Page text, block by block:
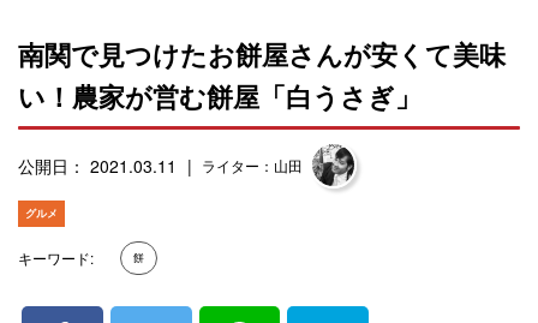
南関で見つけたお餅屋さんが安くて美味
い！農家が営む餅屋「白うさぎ」
公開日： 2021.03.11 ライター：山田
グルメ
キーワード: 餅